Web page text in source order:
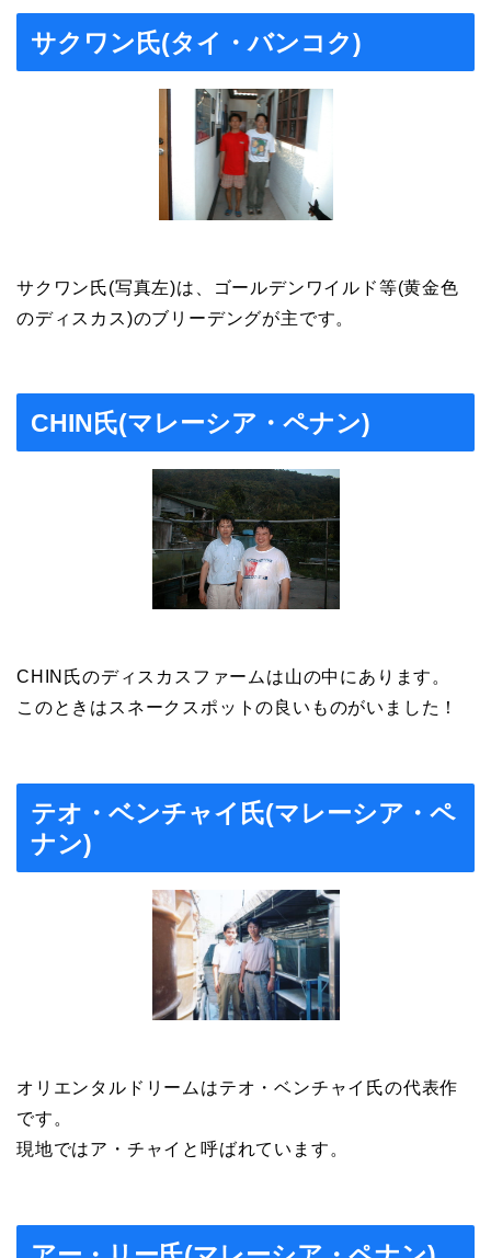
サクワン氏(タイ・バンコク)
サクワン氏(写真左)は、ゴールデンワイルド等(黄金色
のディスカス)のブリーデングが主です。
CHIN氏(マレーシア・ペナン)
CHIN氏のディスカスファームは山の中にあります。
このときはスネークスポットの良いものがいました！
テオ・ベンチャイ氏(マレーシア・ペ
ナン)
オリエンタルドリームはテオ・ベンチャイ氏の代表作
です。
現地ではア・チャイと呼ばれています。